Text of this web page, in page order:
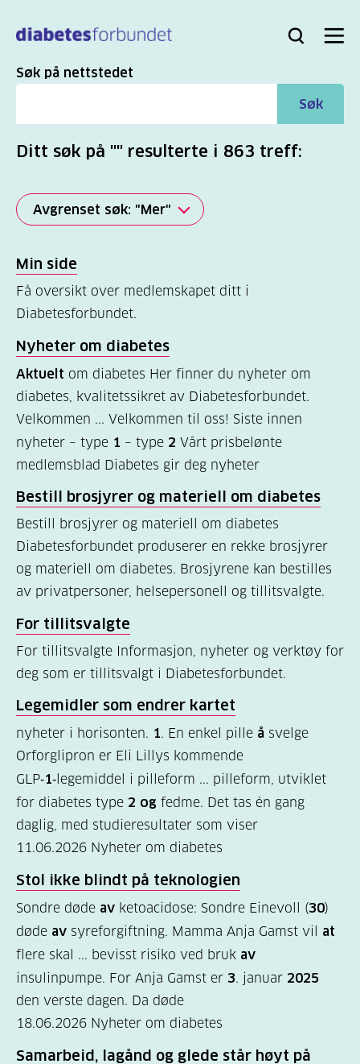
hovedinnhold
Bli
Logg
Søk Meny
Søk
Søk på nettstedet
Søk
Ditt søk på "" resulterte i 863 treff:
Avgrenset søk: "Mer"
(2817)
Mer
Kosthold
og
oppskrifter
(725)
til
deg
(591)
Om
(316)
For
(169)
Felles
innhold
(68)
Diabetes
1
(56)
Diabetes
type
2
(19)
Hva
Min side
Få oversikt over medlemskapet ditt i
Diabetesforbundet.
Nyheter om diabetes
Aktuelt om diabetes Her finner du nyheter om
diabetes, kvalitetssikret av Diabetesforbundet.
Velkommen ... Velkommen til oss! Siste innen
nyheter – type 1 – type 2 Vårt prisbelønte
medlemsblad Diabetes gir deg nyheter
Bestill brosjyrer og materiell om diabetes
Bestill brosjyrer og materiell om diabetes
Diabetesforbundet produserer en rekke brosjyrer
og materiell om diabetes. Brosjyrene kan bestilles
av privatpersoner, helsepersonell og tillitsvalgte.
For tillitsvalgte
For tillitsvalgte Informasjon, nyheter og verktøy for
deg som er tillitsvalgt i Diabetesforbundet.
Legemidler som endrer kartet
nyheter i horisonten. 1. En enkel pille å svelge
Orforglipron er Eli Lillys kommende
GLP‑1‑legemiddel i pilleform ... pilleform, utviklet
for diabetes type 2 og fedme. Det tas én gang
daglig, med studieresultater som viser
11.06.2026 Nyheter om diabetes
Stol ikke blindt på teknologien
Sondre døde av ketoacidose: Sondre Einevoll (30)
døde av syreforgiftning. Mamma Anja Gamst vil at
flere skal ... bevisst risiko ved bruk av
insulinpumpe. For Anja Gamst er 3. januar 2025
den verste dagen. Da døde
18.06.2026 Nyheter om diabetes
Samarbeid, lagånd og glede står høyt på